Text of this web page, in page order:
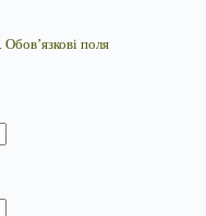
Обов’язкові поля